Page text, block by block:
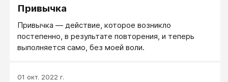
Привычка
Привычка — действие, которое возникло
постепенно, в результате повторения, и теперь
выполняется само, без моей воли.
01 окт. 2022 г.